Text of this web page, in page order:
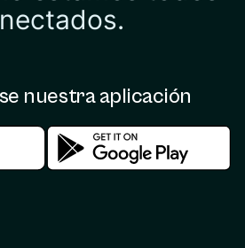
nuestra aplicación
store
Download in the